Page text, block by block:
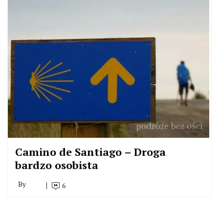
Camino de Santiago – Droga
bardzo osobista
By 6